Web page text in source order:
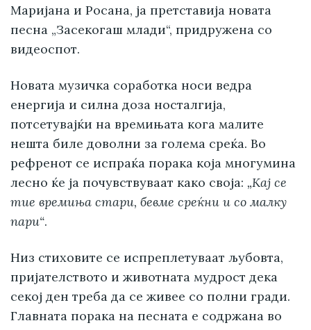
Маријана и Росана, ја претставија новата
песна „Засекогаш млади“, придружена со
видеоспот.
Новата музичка соработка носи ведра
енергија и силна доза носталгија,
потсетувајќи на времињата кога малите
нешта биле доволни за голема среќа. Во
рефренот се испраќа порака која многумина
лесно ќе ја почувствуваат како своја: „Кај се
тие времиња стари, бевме среќни и со малку
пари“.
Низ стиховите се испреплетуваат љубовта,
пријателството и животната мудрост дека
секој ден треба да се живее со полни гради.
Главната порака на песната е содржана во